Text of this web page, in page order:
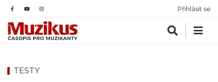
Přihlásit se
TESTY